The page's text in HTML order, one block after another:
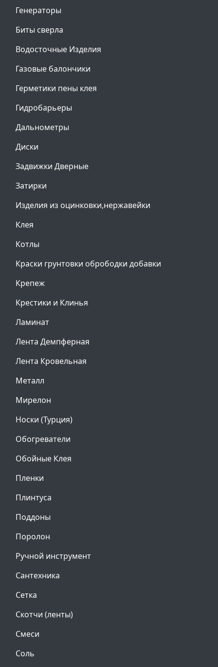
Генераторы
Биты сверла
Водосточные Изделия
Газовые балончики
Герметики пены клея
Гидробарьеры
Дальнометры
Диски
Задвижки Дверные
Затирки
Изделия из оцинковки,нержавейки
Клея
Котлы
Краски грунтовки обрободки добавки
Крепеж
Крестики и Клинья
Ламинат
Лента Демпферная
Лента Кровельная
Металл
Мирелон
Носки (Турция)
Обогреватели
Обойные Клея
Пленки
Плинтуса
Поддоны
Поролон
Ручной инструмент
Сантехника
Сетка
Скотчи (ленты)
Смеси
Соль